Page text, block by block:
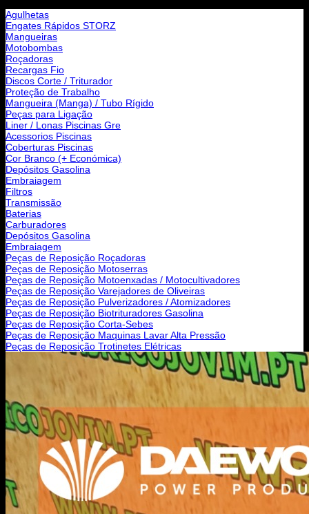
Agulhetas
Engates Rápidos STORZ
Mangueiras
Motobombas
Roçadoras
Recargas Fio
Discos Corte / Triturador
Proteção de Trabalho
Mangueira (Manga) / Tubo Rígido
Peças para Ligação
Liner / Lonas Piscinas Gre
Acessorios Piscinas
Coberturas Piscinas
Cor Branco (+ Económica)
Depósitos Gasolina
Embraiagem
Filtros
Transmissão
Baterias
Carburadores
Depósitos Gasolina
Embraiagem
Peças de Reposição Roçadoras
Peças de Reposição Motoserras
Peças de Reposição Motoenxadas / Motocultivadores
Peças de Reposição Varejadores de Oliveiras
Peças de Reposição Pulverizadores / Atomizadores
Peças de Reposição Biotrituradores Gasolina
Peças de Reposição Corta-Sebes
Peças de Reposição Maquinas Lavar Alta Pressão
Peças de Reposição Trotinetes Elétricas